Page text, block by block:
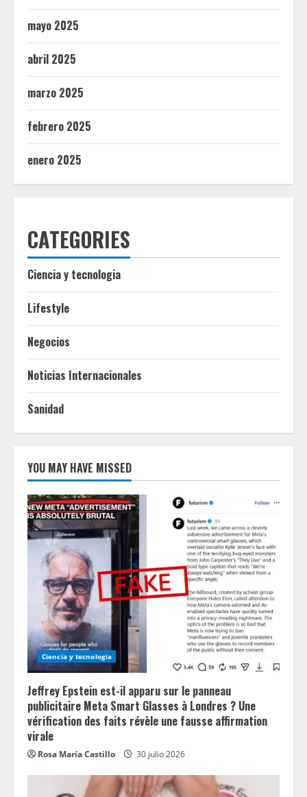
mayo 2025
abril 2025
marzo 2025
febrero 2025
enero 2025
CATEGORIES
Ciencia y tecnologia
Lifestyle
Negocios
Noticias Internacionales
Sanidad
YOU MAY HAVE MISSED
Ciencia y tecnologia
Jeffrey Epstein est-il apparu sur le panneau
publicitaire Meta Smart Glasses à Londres ? Une
vérification des faits révèle une fausse affirmation
virale
Rosa María Castillo 30 julio 2026